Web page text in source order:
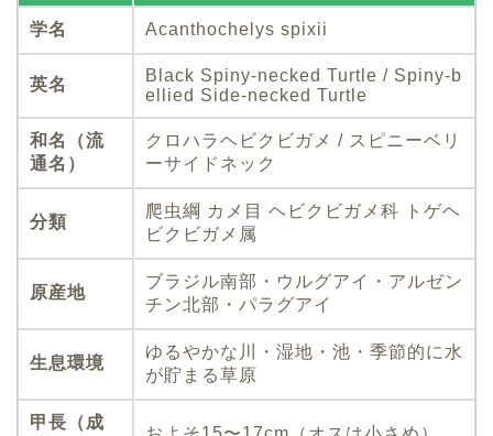
学名 Acanthochelys spixii
英名
Black Spiny-necked Turtle / Spiny-b
ellied Side-necked Turtle
和名（流
通名）
クロハラヘビクビガメ / スピニーベリ
ーサイドネック
分類
爬虫綱 カメ目 ヘビクビガメ科 トゲヘ
ビクビガメ属
原産地
ブラジル南部・ウルグアイ・アルゼン
チン北部・パラグアイ
生息環境
ゆるやかな川・湿地・池・季節的に水
が貯まる草原
甲長（成